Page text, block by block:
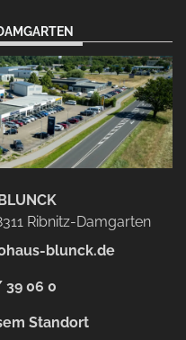
Ribnitz-Damgarten
blunck.de
39 06 0
Standort